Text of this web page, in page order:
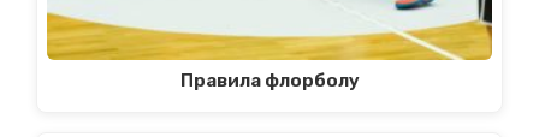
Правила флорболу